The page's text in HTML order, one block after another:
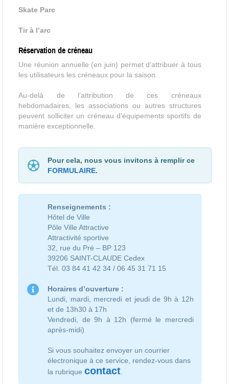
Skate Parc
Tir à l’arc
Réservation de créneau
Une réunion annuelle (en juin) permet d’attribuer à tous
les utilisateurs les créneaux pour la saison.
Au-delà de l’attribution de ces créneaux
hebdomadaires, les associations ou autres structures
peuvent solliciter un créneau d’équipements sportifs de
manière exceptionnelle.
Pour cela, nous vous invitons à remplir ce
FORMULAIRE.
Renseignements :
Hôtel de Ville
Pôle Ville Attractive
Attractivité sportive
32, rue du Pré – BP 123
39206 SAINT-CLAUDE Cedex
Tél. 03 84 41 42 34 / 06 45 31 71 15
Horaires d’ouverture :
Lundi, mardi, mercredi et jeudi de 9h à 12h
et de 13h30 à 17h
Vendredi, de 9h à 12h (fermé le mercredi
après-midi)
Si vous souhaitez envoyer un courrier
électronique à ce service, rendez-vous dans
la rubriquecontact.